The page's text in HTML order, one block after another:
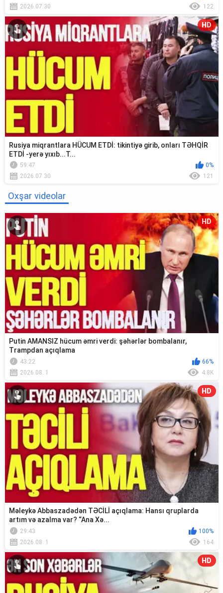
2026.07.30
122
HD
Rusiya miqrantlara HÜCUM ETDİ: tikintiyə girib, onları TƏHQİR
ETDİ -yerə yıxıb...T...
59:47
0%
2026.07.30
121
Oxşar videolar
HD
Putin AMANSIZ hücum əmri verdi: şəhərlər bombalanır,
Trampdan açıqlama
43:22
66%
2026.08. 1
4.8K
HD
Məleykə Abbaszadədən TƏCİLİ açıqlama: Hansı qruplarda
artım və azalma var? “Ana Xə...
29:43
100%
2026.08. 1
164
HD